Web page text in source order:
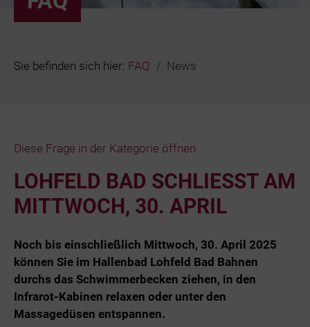
Sie befinden sich hier: FAQ News
Diese Frage in der Kategorie öffnen
LOHFELD BAD SCHLIESST AM M
ITTWOCH, 30. APRIL
Noch bis einschließlich Mittwoch, 30. April 2025
können Sie im Hallenbad Lohfeld Bad Bahnen
durchs das Schwimmerbecken ziehen, in den
Infrarot-Kabinen relaxen oder unter den
Massagedüsen entspannen.
Bäder